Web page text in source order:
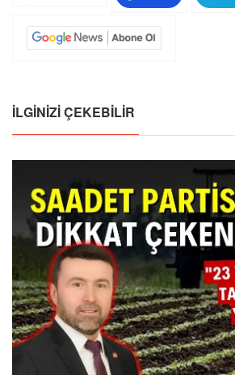
İLGINIZI ÇEKEBILIR